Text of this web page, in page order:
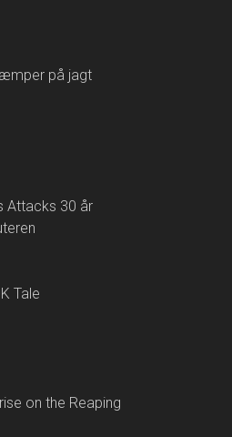
på jagt
Attacks 30 år
Tale
on the Reaping